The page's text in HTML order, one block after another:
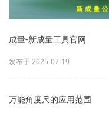
成量-新成量工具官网
发布于 2025-07-19
万能角度尺的应用范围